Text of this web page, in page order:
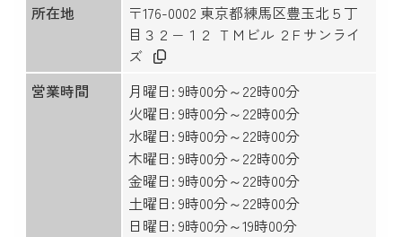
所在地
〒176-0002 東京都練馬区豊玉北５丁
目３２−１２ ＴＭビル ２F サンライ
ズ
営業時間
月曜日: 9時00分～22時00分
火曜日: 9時00分～22時00分
水曜日: 9時00分～22時00分
木曜日: 9時00分～22時00分
金曜日: 9時00分～22時00分
土曜日: 9時00分～22時00分
日曜日: 9時00分～19時00分